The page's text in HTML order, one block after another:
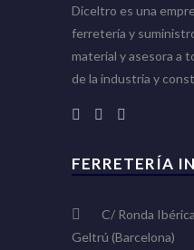
Diceltro es una
ferretería y
material y asesora a
de la industria y
FERRETERÍA
C/ Ronda
Geltrú (Barcelona)